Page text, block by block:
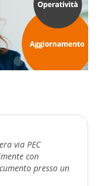
via PEC
con
presso un